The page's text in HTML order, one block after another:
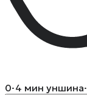
0·4 мин уншина·